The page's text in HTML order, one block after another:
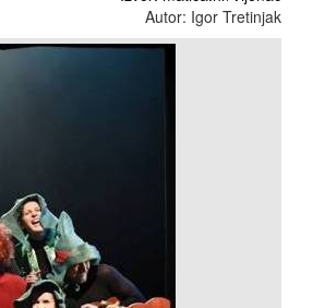
Autor: Igor Tretinjak